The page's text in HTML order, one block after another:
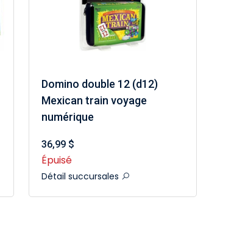
Domino double 12 (d12)
Mexican train voyage
numérique
36,99 $
Épuisé
Détail succursales